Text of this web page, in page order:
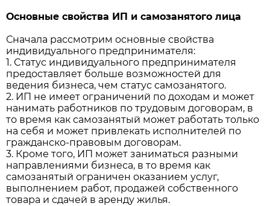
Основные свойства ИП и самозанятого лица
Сначала рассмотрим основные свойства
индивидуального предпринимателя:
1. Статус индивидуального предпринимателя
предоставляет больше возможностей для
ведения бизнеса, чем статус самозанятого.
2. ИП не имеет ограничений по доходам и может
нанимать работников по трудовым договорам, в
то время как самозанятый может работать только
на себя и может привлекать исполнителей по
гражданско-правовым договорам.
3. Кроме того, ИП может заниматься разными
направлениями бизнеса, в то время как
самозанятый ограничен оказанием услуг,
выполнением работ, продажей собственного
товара и сдачей в аренду жилья.